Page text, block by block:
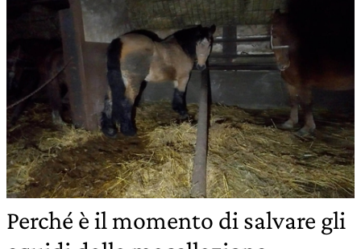
Perché è il momento di salvare gli